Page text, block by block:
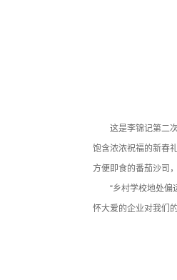
这是李锦记第二
饱含浓浓祝福的新春
方便即食的番茄沙司
“乡村学校地处
怀大爱的企业对我们